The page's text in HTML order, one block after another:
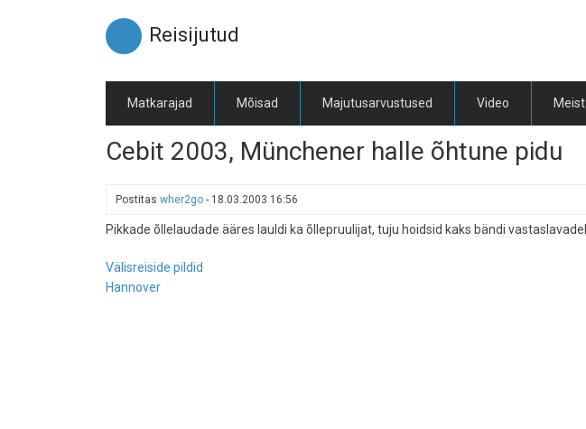
Reisijutud
Matkarajad Mõisad Majutusarvustused Video Meist
Cebit 2003, Münchener halle õhtune pidu
Postitas wher2go - 18.03.2003 16:56
Pikkade õllelaudade ääres lauldi ka õllepruulijat, tuju hoidsid kaks bändi vastaslavadel.
Välisreiside pildid
Hannover